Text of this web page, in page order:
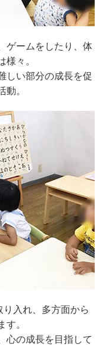
ゲームをしたり、体
様々。
しい部分の成長を促
動。
り入れ、多方面から
す。
心の成長を目指して